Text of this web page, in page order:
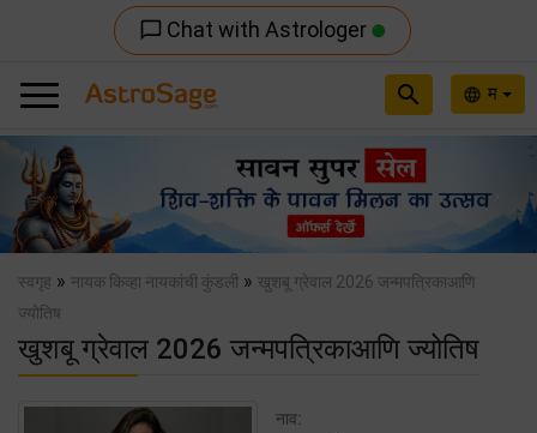
chat_bubble_outline Chat with Astrologer
language म
search
Previous
स्वगृह » नायक किव्हा नायकांची कुंडली » खुशबू ग्रेवाल 2026 जन्मपत्रिकाआणि
ज्योतिष
खुशबू ग्रेवाल 2026 जन्मपत्रिकाआणि ज्योतिष
नाव: